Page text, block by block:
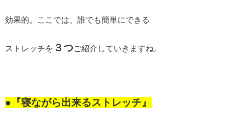
効果的。ここでは、誰でも簡単にできる
ストレッチを ３つご紹介していきますね。
●『寝ながら出来るストレッチ』